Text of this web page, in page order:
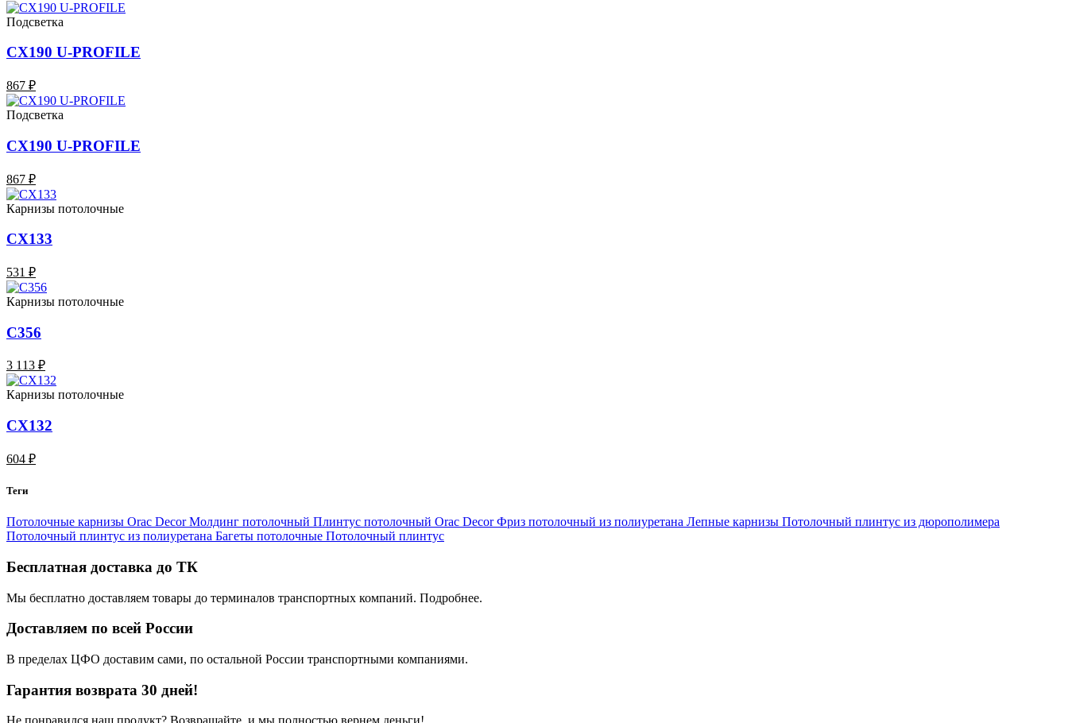
Подсветка
CX190 U-PROFILE
867 ₽
Подсветка
CX190 U-PROFILE
867 ₽
Карнизы потолочные
CX133
531 ₽
Карнизы потолочные
C356
3 113 ₽
Карнизы потолочные
CX132
604 ₽
Теги
Потолочные карнизы Orac Decor Молдинг потолочный Плинтус потолочный Orac Decor Фриз потолочный из полиуретана Лепные карнизы Потолочный плинтус из дюрополимера
Потолочный плинтус из полиуретана Багеты потолочные Потолочный плинтус
Бесплатная доставка до ТК
Мы бесплатно доставляем товары до терминалов транспортных компаний. Подробнее.
Доставляем по всей России
В пределах ЦФО доставим сами, по остальной России транспортными компаниями.
Гарантия возврата 30 дней!